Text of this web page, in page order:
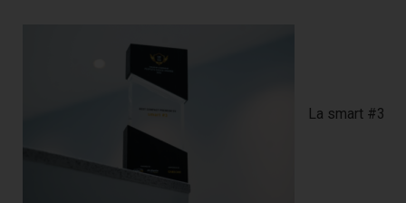
La smart #3